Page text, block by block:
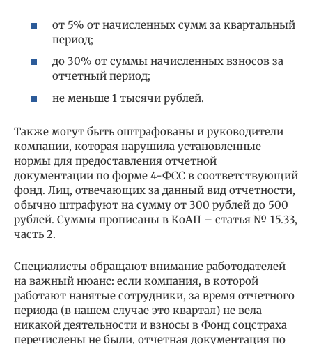
от 5% от начисленных сумм за квартальный
период;
до 30% от суммы начисленных взносов за
отчетный период;
не меньше 1 тысячи рублей.
Также могут быть оштрафованы и руководители
компании, которая нарушила установленные
нормы для предоставления отчетной
документации по форме 4-ФСС в соответствующий
фонд. Лиц, отвечающих за данный вид отчетности,
обычно штрафуют на сумму от 300 рублей до 500
рублей. Суммы прописаны в КоАП – статья № 15.33,
часть 2.
Специалисты обращают внимание работодателей
на важный нюанс: если компания, в которой
работают нанятые сотрудники, за время отчетного
периода (в нашем случае это квартал) не вела
никакой деятельности и взносы в Фонд соцстраха
перечислены не были, отчетная документация по